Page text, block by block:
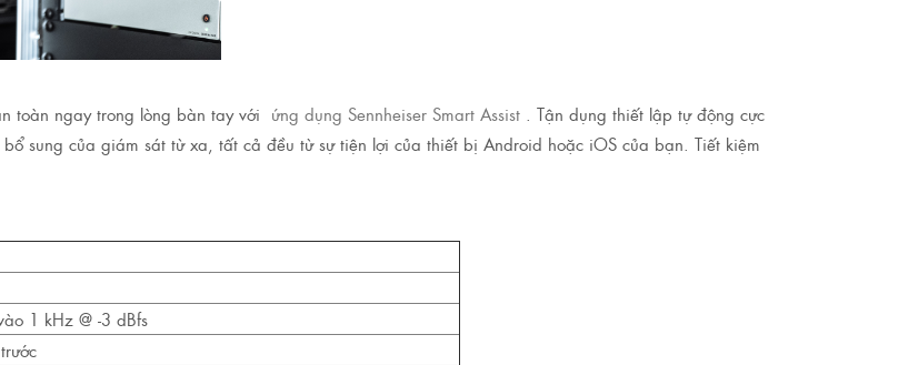
toàn ngay trong lòng bàn tay với ứng dụng Sennheiser Smart Assist . Tận dụng thiết lập tự động cực
sung của giám sát từ xa, tất cả đều từ sự tiện lợi của thiết bị Android hoặc iOS của bạn. Tiết kiệm
1 kHz @ -3 dBfs